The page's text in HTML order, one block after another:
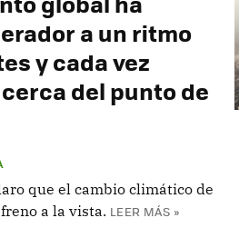
a un ritmo
y cada vez
del punto de
que el cambio climático de
a la vista. LEER MÁS »